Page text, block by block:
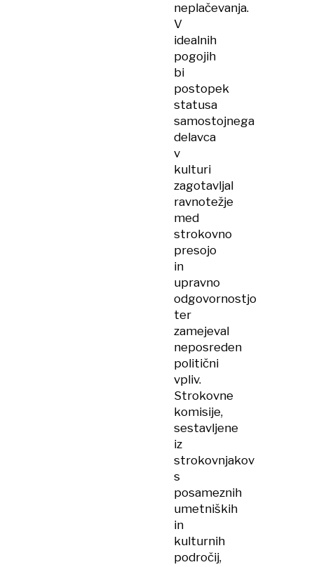
neplačevanja.
V
idealnih
pogojih
bi
postopek
statusa
samostojnega
delavca
v
kulturi
zagotavljal
ravnotežje
med
strokovno
presojo
in
upravno
odgovornostjo
ter
zamejeval
neposreden
politični
vpliv.
Strokovne
komisije,
sestavljene
iz
strokovnjakov
s
posameznih
umetniških
in
kulturnih
področij,